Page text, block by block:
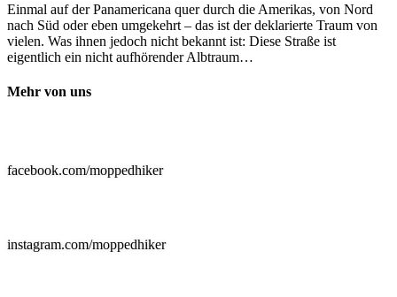
Einmal auf der Panamericana quer durch die Amerikas, von Nord
nach Süd oder eben umgekehrt – das ist der deklarierte Traum von
vielen. Was ihnen jedoch nicht bekannt ist: Diese Straße ist
eigentlich ein nicht aufhörender Albtraum…
Mehr von uns
facebook.com/moppedhiker
instagram.com/moppedhiker